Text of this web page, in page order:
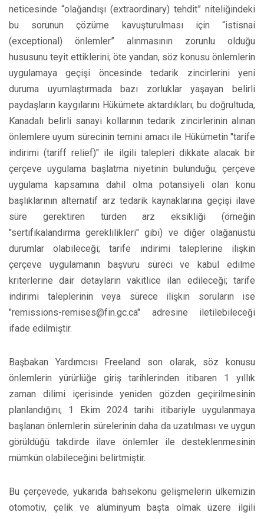
neticesinde “olağandışı (extraordinary) tehdit” niteliğindeki
bu sorunun çözüme kavuşturulması için “istisnai
(exceptional) önlemler” alınmasının zorunlu olduğu
hususunu teyit ettiklerini; öte yandan, söz konusu önlemlerin
uygulamaya geçişi öncesinde tedarik zincirlerini yeni
duruma uyumlaştırmada bazı zorluklar yaşayan belirli
paydaşların kaygılarını Hükümete aktardıkları; bu doğrultuda,
Kanadalı belirli sanayi kollarının tedarik zincirlerinin alınan
önlemlere uyum sürecinin temini amacı ile Hükümetin "tarife
indirimi (tariff relief)" ile ilgili talepleri dikkate alacak bir
çerçeve uygulama başlatma niyetinin bulunduğu; çerçeve
uygulama kapsamına dahil olma potansiyeli olan konu
başlıklarının alternatif arz tedarik kaynaklarına geçişi ilave
süre gerektiren türden arz eksikliği (örneğin
"sertifikalandırma gereklilikleri" gibi) ve diğer olağanüstü
durumlar olabileceği; tarife indirimi taleplerine ilişkin
çerçeve uygulamanın başvuru süreci ve kabul edilme
kriterlerine dair detayların vakitlice ilan edileceği; tarife
indirimi taleplerinin veya sürece ilişkin soruların ise
"remissions-remises@fin.gc.ca" adresine iletilebileceği
ifade edilmiştir.
Başbakan Yardımcısı Freeland son olarak, söz konusu
önlemlerin yürürlüğe giriş tarihlerinden itibaren 1 yıllık
zaman dilimi içerisinde yeniden gözden geçirilmesinin
planlandığını; 1 Ekim 2024 tarihi itibariyle uygulanmaya
başlanan önlemlerin sürelerinin daha da uzatılması ve uygun
görüldüğü takdirde ilave önlemler ile desteklenmesinin
mümkün olabileceğini belirtmiştir.
Bu çerçevede, yukarıda bahsekonu gelişmelerin ülkemizin
otomotiv, çelik ve alüminyum başta olmak üzere ilgili